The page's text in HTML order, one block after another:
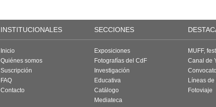
INSTITUCIONALES SECCIONES
Inicio
Quiénes somos
Suscripción
FAQ
Contacto
Exposiciones
Fotografías del CdF
Investigación
Educativa
Catálogo
Mediateca
MUFF,
Canal de
Líneas de
Fotoviaje